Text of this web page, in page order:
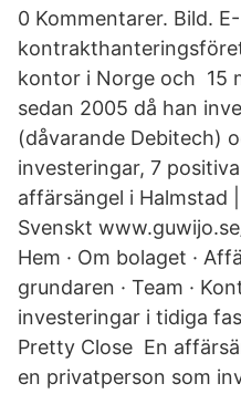
0 Kommentarer. Bild.
kontor i Norge och 15
sedan 2005 då han
(dåvarande Debitech)​
investeringar, 7
affärsängel i Halmstad |
Svenskt
Hem · Om bolaget ·
grundaren · Team ·
investeringar i tidiga
Pretty Close En
en privatperson som